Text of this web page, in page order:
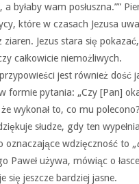
a byłaby wam posłuszna.””
które w czasach Jezusa
ziaren. Jezus stara się
całkowicie niemożliwych.
jest również dość
formie pytania: „Czy [Pan]
że wykonał to, co mu
słudze, gdy ten
oznaczające wdzięczność to „
Paweł używa, mówiąc o
się jeszcze bardziej jasne.